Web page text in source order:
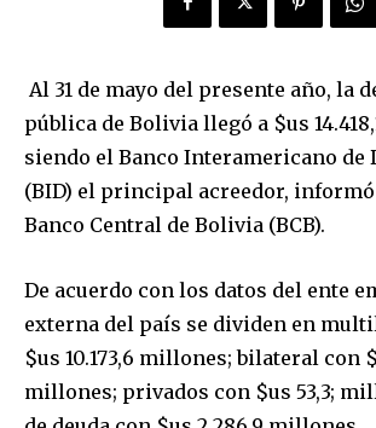
Al 31 de mayo del presente año, la
pública de Bolivia llegó a $us
siendo el Banco Interamericano de
(BID) el principal acreedor, informó
Banco Central de Bolivia (BCB).
De acuerdo con los datos del ente
externa del país se dividen en
$us 10.173,6 millones; bilateral con
millones; privados con $us 53,3;